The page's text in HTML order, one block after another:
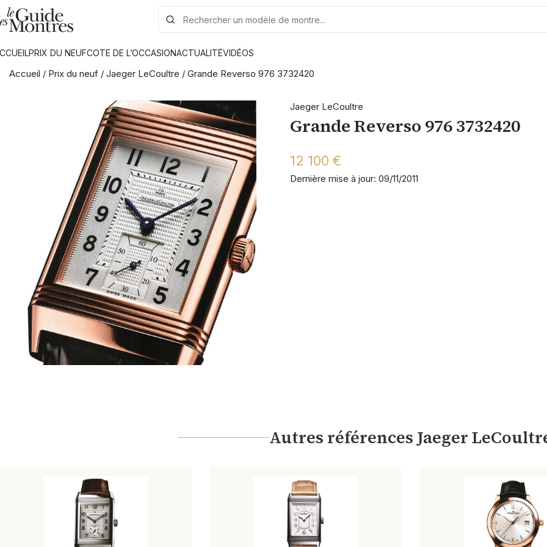
PRIX DU NEUFCOTE DE L’OCCASIONACTUALITÉVIDÉOS
Accueil / Prix du neuf / Jaeger LeCoultre / Grande Reverso 976 3732420
Jaeger LeCoultre
Grande Reverso 976 3732420
12 100 €
Dernière mise à jour: 09/11/2011
Autres références Jaeger